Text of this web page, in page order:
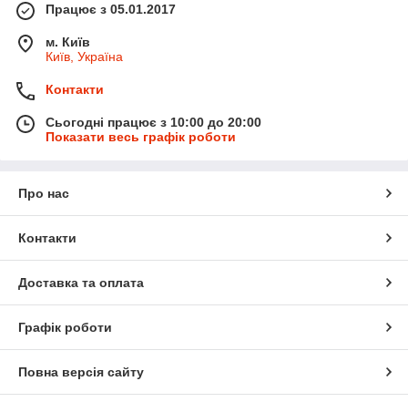
Працює з 05.01.2017
м. Київ
Київ, Україна
Контакти
Сьогодні працює з 10:00 до 20:00
Показати весь графік роботи
Про нас
Контакти
Доставка та оплата
Графік роботи
Повна версія сайту